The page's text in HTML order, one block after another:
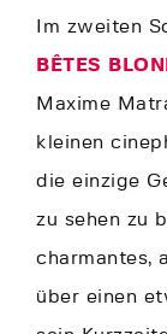
Im zweiten
BÊTES
Maxime
kleinen
die einzige
zu sehen zu
charmantes,
über einen